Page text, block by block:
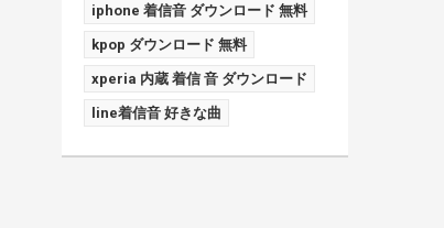
iphone 着信音 ダウンロード 無料
kpop ダウンロード 無料
xperia 内蔵 着信 音 ダウンロード
line着信音 好きな曲